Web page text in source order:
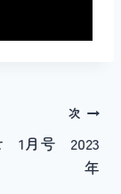
次
1月号 2023
年